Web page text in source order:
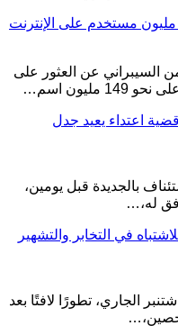
عن العثور على
اسم…
سنة سجنا في قضية اعتداء يعيد جدل
بالجديدة قبل يومين،
له،…
في التخابر والتشهير
الجاري، تطورًا لافتًا بعد